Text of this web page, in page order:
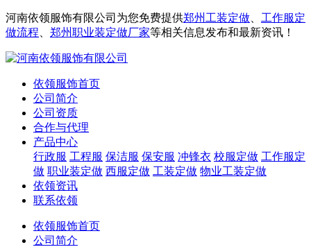
河南依领服饰有限公司为您免费提供郑州工装定做
工作服定
做流程
郑州职业装定做厂家等相关信息发布和最新资讯！
依领服饰首页
公司简介
公司资质
合作与代理
产品中心
行政服 工程服 保洁服 保安服 冲锋衣 校服定做 工作服定
做 职业装定做 西服定做 工装定做 物业工装定做
依领资讯
联系依领
依领服饰首页
公司简介